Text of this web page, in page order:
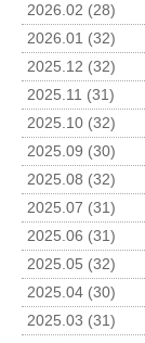
2026.02 (28)
2026.01 (32)
2025.12 (32)
2025.11 (31)
2025.10 (32)
2025.09 (30)
2025.08 (32)
2025.07 (31)
2025.06 (31)
2025.05 (32)
2025.04 (30)
2025.03 (31)